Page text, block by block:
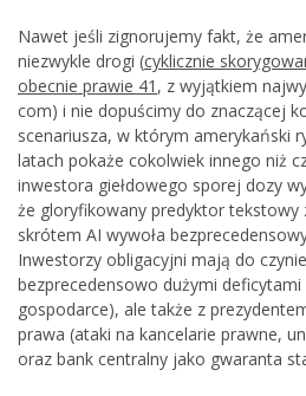
Nawet jeśli zignorujemy fakt, że
niezwykle drogi (cyklicznie
obecnie prawie 41 , z wyjątkiem
com) i nie dopuścimy do znaczącej
scenariusza, w którym amerykański
latach pokaże cokolwiek innego niż
inwestora giełdowego sporej dozy
że gloryfikowany predyktor tekstowy
skrótem AI wywoła
Inwestorzy obligacyjni mają do
bezprecedensowo dużymi
gospodarce), ale także z
prawa (ataki na kancelarie prawne,
oraz bank centralny jako gwaranta